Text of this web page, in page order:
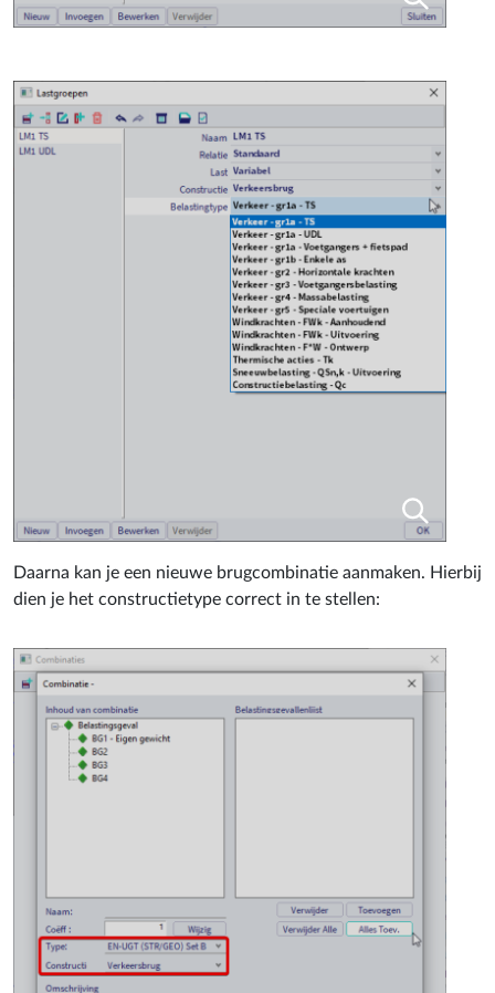
Daarna kan je een nieuwe brugcombinatie aanmaken. Hierbij
dien je het constructietype correct in te stellen: